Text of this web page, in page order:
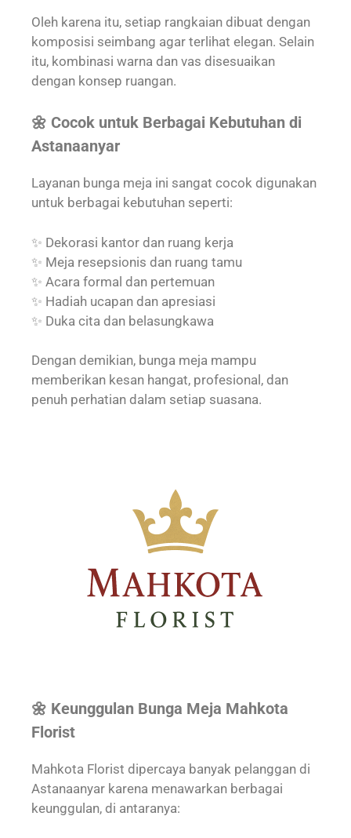
Oleh karena itu, setiap rangkaian dibuat dengan
komposisi seimbang agar terlihat elegan. Selain
itu, kombinasi warna dan vas disesuaikan
dengan konsep ruangan.
🌼 Cocok untuk Berbagai Kebutuhan di
Astanaanyar
Layanan bunga meja ini sangat cocok digunakan
untuk berbagai kebutuhan seperti:
✨ Dekorasi kantor dan ruang kerja
✨ Meja resepsionis dan ruang tamu
✨ Acara formal dan pertemuan
✨ Hadiah ucapan dan apresiasi
✨ Duka cita dan belasungkawa
Dengan demikian, bunga meja mampu
memberikan kesan hangat, profesional, dan
penuh perhatian dalam setiap suasana.
🌼 Keunggulan Bunga Meja Mahkota
Florist
Mahkota Florist dipercaya banyak pelanggan di
Astanaanyar karena menawarkan berbagai
keunggulan, di antaranya: